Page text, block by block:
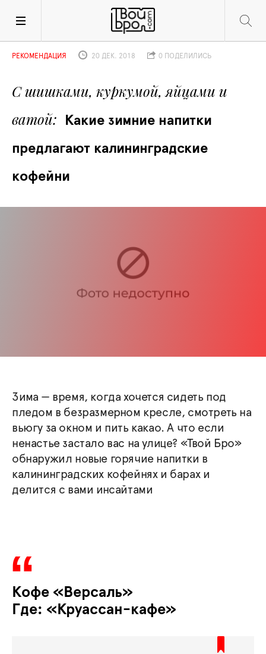
С шишками, куркумой, яйцами и
ватой
Какие зимние напитки
предлагают калининградские
кофейни
РЕКОМЕНДАЦИЯ 20 ДЕК. 2018 0 ПОДЕЛИЛИСЬ
Зима — время, когда хочется сидеть под
пледом в безразмерном кресле, смотреть на
вьюгу за окном и пить какао. А что если
ненастье застало вас на улице? «Твой Бро»
обнаружил новые горячие напитки в
калининградских кофейнях и барах и
делится с вами инсайтами
Кофе «Версаль»
Где: «Круассан-кафе»